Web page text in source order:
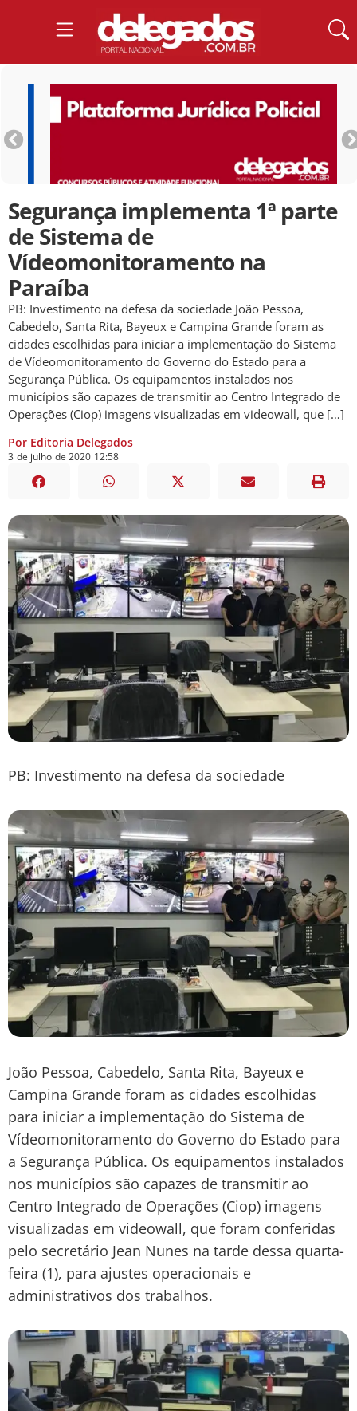
Segurança implementa 1ª parte
de Sistema de
Vídeomonitoramento na
Paraíba
PB: Investimento na defesa da sociedade João Pessoa,
Cabedelo, Santa Rita, Bayeux e Campina Grande foram as
cidades escolhidas para iniciar a implementação do Sistema
de Vídeomonitoramento do Governo do Estado para a
Segurança Pública. Os equipamentos instalados nos
municípios são capazes de transmitir ao Centro Integrado de
Operações (Ciop) imagens visualizadas em videowall, que […]
Por Editoria Delegados
3 de julho de 2020 12:58
PB: Investimento na defesa da sociedade
João Pessoa, Cabedelo, Santa Rita, Bayeux e
Campina Grande foram as cidades escolhidas
para iniciar a implementação do Sistema de
Vídeomonitoramento do Governo do Estado para
a Segurança Pública. Os equipamentos instalados
nos municípios são capazes de transmitir ao
Centro Integrado de Operações (Ciop) imagens
visualizadas em videowall, que foram conferidas
pelo secretário Jean Nunes na tarde dessa quarta-
feira (1), para ajustes operacionais e
administrativos dos trabalhos.